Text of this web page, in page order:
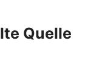
Quelle